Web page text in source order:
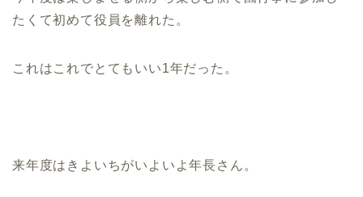
たくて初めて役員を離れた。
これはこれでとてもいい1年だった。
来年度はきよいちがいよいよ年長さん。